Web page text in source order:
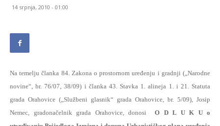
14 srpnja, 2010 - 01:00
Na temelju članka 84. Zakona o prostornom uređenju i gradnji („Narodne
novine“, br. 76/07, 38/09) i članka 43. Stavka 1. alineja 1. i 21. Statuta
grada Orahovice („Službeni glasnik“ grada Orahovice, br. 5/09), Josip
Nemec, gradonačelnik grada Orahovice, donosi
O D L U K U o